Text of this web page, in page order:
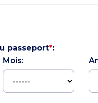
passeport*:
Mois: